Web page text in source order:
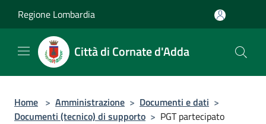
Regione Lombardia
Città di Cornate d'Adda
Home > Amministrazione > Documenti e dati >
Documenti (tecnico) di supporto > PGT partecipato